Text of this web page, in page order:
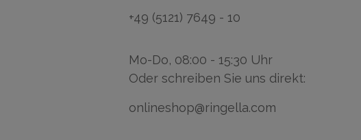
+49 (5121) 7649 - 10
Mo-Do, 08:00 - 15:30 Uhr
Oder schreiben Sie uns direkt:
onlineshop@ringella.com